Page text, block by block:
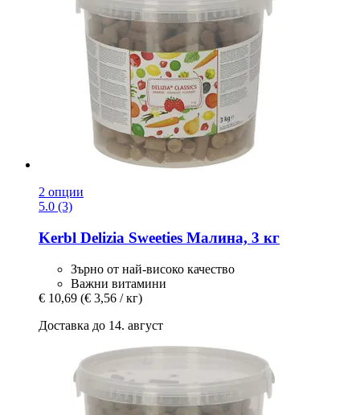
2 опции
5.0 (3)
Kerbl Delizia Sweeties Малина, 3 кг
Зърно от най-високо качество
Важни витамини
€ 10,69 (€ 3,56 / кг)
Доставка до 14. август